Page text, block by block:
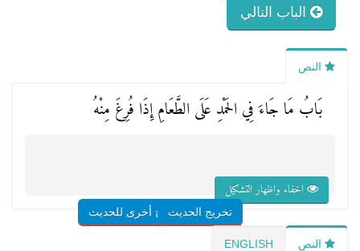
الباب التالي
النص
بَابُ مَا جَاءَ فِي الحَمْدِ عَلَى الطَّعَامِ إِذَا فُرِغَ مِنْهُ
اخفاء واظهار التشكيل
تخريج الحديثشروح أخرى للحديث
النص ENGLISH